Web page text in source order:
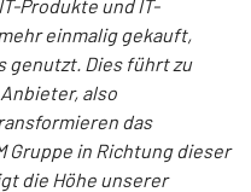
Produkte und IT-
einmalig gekauft,
genutzt. Dies führt zu
also
das
Gruppe in Richtung dieser
die Höhe unserer